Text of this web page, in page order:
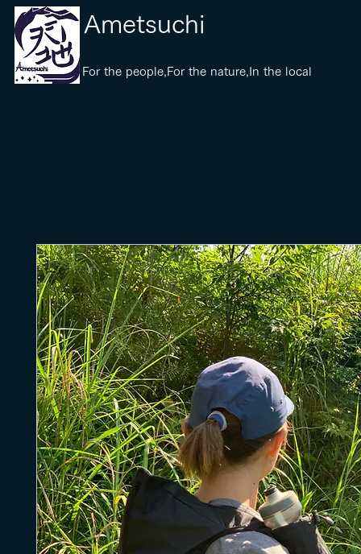
​Ametsuchi
​For the people,For the nature,In the local